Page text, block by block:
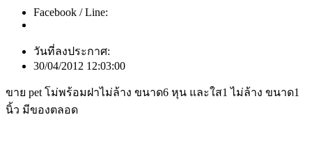
Facebook / Line:
วันที่ลงประกาศ:
30/04/2012 12:03:00
ขาย pet โม่พร้อมฝาไม่ล้าง ขนาด6 หุน และใส1 ไม่ล้าง ขนาด1
นิ้ว มีของตลอด